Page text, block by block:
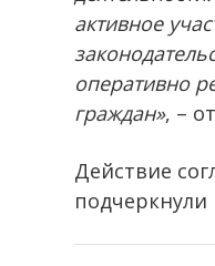
активное
оперативно
граждан», –
Действие
подчеркнули